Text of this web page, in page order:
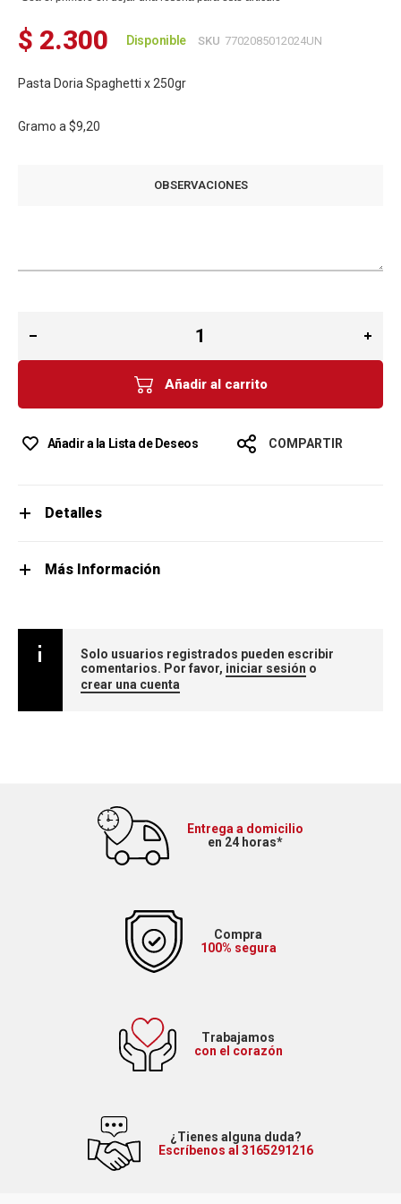
$ 2.300 Disponible SKU 7702085012024UN
Pasta Doria Spaghetti x 250gr
Gramo a $9,20
OBSERVACIONES
Añadir al carrito
Añadir a la Lista de Deseos COMPARTIR
Detalles
Más Información
Solo usuarios registrados pueden escribir
comentarios. Por favor, iniciar sesión o
crear una cuenta
Entrega a domicilio
en 24 horas*
Compra
100% segura
Trabajamos
con el corazón
¿Tienes alguna duda?
Escríbenos al 3165291216